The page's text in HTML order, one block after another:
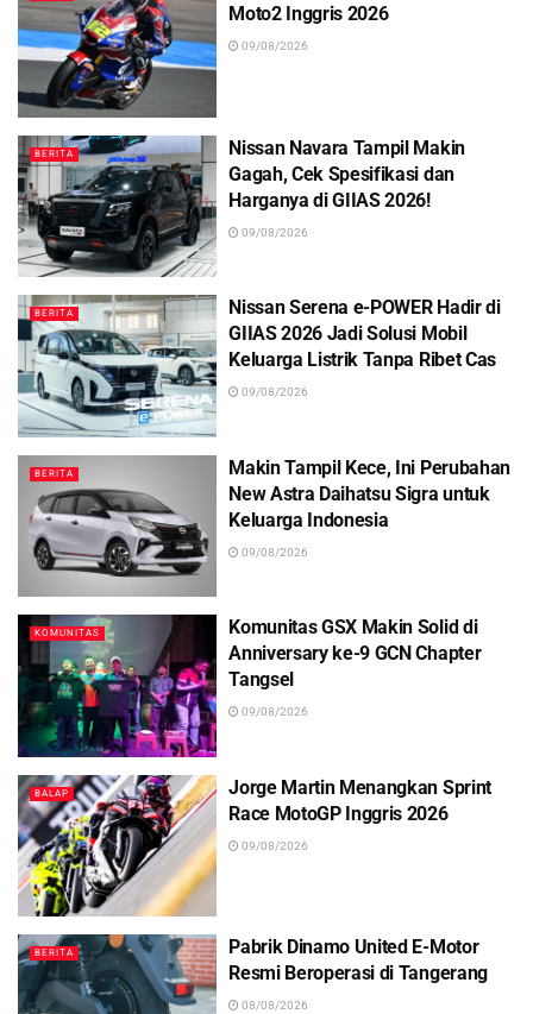
Moto2 Inggris 2026
09/08/2026
BERITA
Nissan Navara Tampil Makin
Gagah, Cek Spesifikasi dan
Harganya di GIIAS 2026!
09/08/2026
BERITA
Nissan Serena e-POWER Hadir di
GIIAS 2026 Jadi Solusi Mobil
Keluarga Listrik Tanpa Ribet Cas
09/08/2026
BERITA
Makin Tampil Kece, Ini Perubahan
New Astra Daihatsu Sigra untuk
Keluarga Indonesia
09/08/2026
KOMUNITAS
Komunitas GSX Makin Solid di
Anniversary ke-9 GCN Chapter
Tangsel
09/08/2026
BALAP
Jorge Martin Menangkan Sprint
Race MotoGP Inggris 2026
09/08/2026
BERITA
Pabrik Dinamo United E-Motor
Resmi Beroperasi di Tangerang
08/08/2026